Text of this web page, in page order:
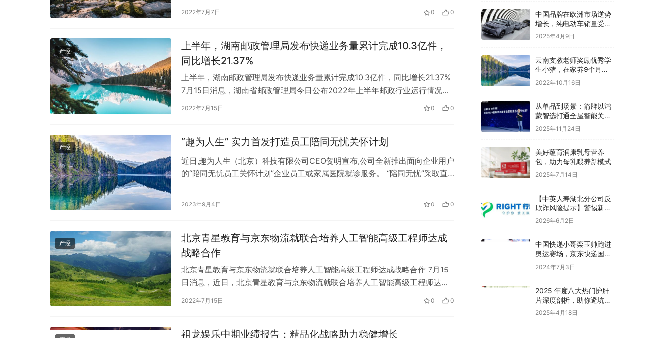
公布了2022年半年…
2022年7月7日 0 0
产经
上半年，湖南邮政管理局发布快递业务量累计完成10.3亿件，
同比增长21.37%
上半年，湖南邮政管理局发布快递业务量累计完成10.3亿件，同比增长21.37%
7月15日消息，湖南省邮政管理局今日公布2022年上半年邮政行业运行情况。
数据显示，上半年，湖南省快…
2022年7月15日 0 0
产经 “趣为人生” 实力首发打造员工陪同无忧关怀计划
近日,趣为人生（北京）科技有限公司CEO贺明宣布,公司全新推出面向企业用户
的“陪同无忧员工关怀计划”企业员工或家属医院就诊服务。 “陪同无忧”采取直
2023年9月4日 0 0
产经
北京青星教育与京东物流就联合培养人工智能高级工程师达成
战略合作
北京青星教育与京东物流就联合培养人工智能高级工程师达成战略合作 7月15
日消息，近日，北京青星教育与京东物流就联合培养人工智能高级工程师达成
2022年7月15日 0 0
祖龙娱乐中期业绩报告：精品化战略助力稳健增长
中国品牌在欧洲市场逆势
增长，纯电动车销量受关
税影响
2025年4月9日
云南支教老师奖励优秀学
生小猪，在家养9个月后
卖了4000元：我也很为
孩子高兴
2022年10月16日
从单品到场景：箭牌以鸿
蒙智选打通全屋智能关键
一环，智能花洒浴霸实现
体验闭环
2025年11月24日
美好蕴育润康乳母营养
包，助力母乳喂养新模式
2025年7月14日
【中英人寿湖北分公司反
欺诈风险提示】警惕新型
骗局,筑牢安全防线
2026年6月2日
中国快递小哥栾玉帅跑进
奥运赛场，京东快递国际
推专属服务，丢一件、赔
十倍最高赔百万！
2024年7月3日
2025 年度八大热门护肝
片深度剖析，助你避坑选
优
2025年4月18日